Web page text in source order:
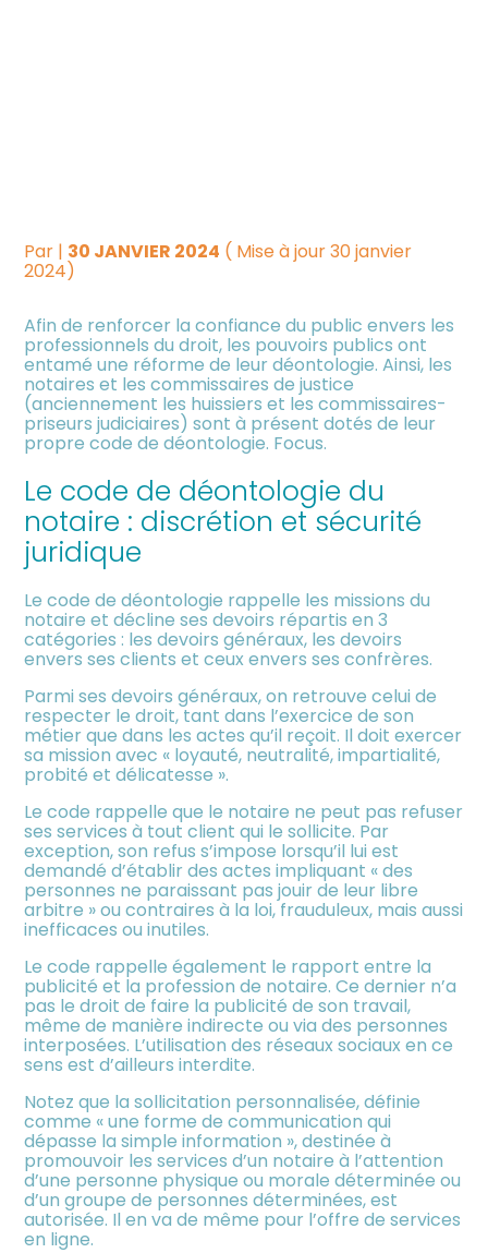
Développer votre entreprise
Construire votre patrimoine
Être prêt pour la facturation
électronique
Investir dans la location
meublée
Par | 30 JANVIER 2024 ( Mise à jour 30 janvier
2024)
Afin de renforcer la confiance du public envers les
professionnels du droit, les pouvoirs publics ont
entamé une réforme de leur déontologie. Ainsi, les
notaires et les commissaires de justice
(anciennement les huissiers et les commissaires-
priseurs judiciaires) sont à présent dotés de leur
propre code de déontologie. Focus.
Le code de déontologie du
notaire : discrétion et sécurité
juridique
Le code de déontologie rappelle les missions du
notaire et décline ses devoirs répartis en 3
catégories : les devoirs généraux, les devoirs
envers ses clients et ceux envers ses confrères.
Parmi ses devoirs généraux, on retrouve celui de
respecter le droit, tant dans l’exercice de son
métier que dans les actes qu’il reçoit. Il doit exercer
sa mission avec « loyauté, neutralité, impartialité,
probité et délicatesse ».
Le code rappelle que le notaire ne peut pas refuser
ses services à tout client qui le sollicite. Par
exception, son refus s’impose lorsqu’il lui est
demandé d’établir des actes impliquant « des
personnes ne paraissant pas jouir de leur libre
arbitre » ou contraires à la loi, frauduleux, mais aussi
inefficaces ou inutiles.
Le code rappelle également le rapport entre la
publicité et la profession de notaire. Ce dernier n’a
pas le droit de faire la publicité de son travail,
même de manière indirecte ou via des personnes
interposées. L’utilisation des réseaux sociaux en ce
sens est d’ailleurs interdite.
Notez que la sollicitation personnalisée, définie
comme « une forme de communication qui
dépasse la simple information », destinée à
promouvoir les services d’un notaire à l’attention
d’une personne physique ou morale déterminée ou
d’un groupe de personnes déterminées, est
autorisée. Il en va de même pour l’offre de services
en ligne.